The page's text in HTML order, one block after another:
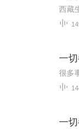
一
一